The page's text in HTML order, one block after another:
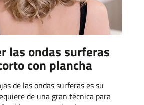
las ondas surferas
con plancha
de las ondas surferas es su
de una gran técnica para